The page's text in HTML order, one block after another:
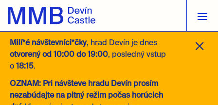
M
Milí*é návštevníci*čky, hrad Devín je dnes
otvorený od 10:00 do 19:00, posledný vstup
o 18:15.
OZNAM: Pri návšteve hradu Devín prosím
nezabúdajte na pitný režim počas horúcich